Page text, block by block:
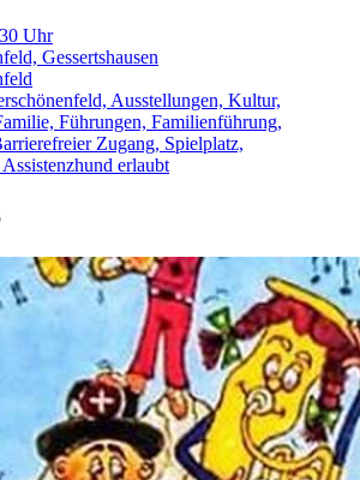
Uhr
Gessertshausen
Ausstellungen, Kultur,
Führungen, Familienführung,
Zugang, Spielplatz,
erlaubt